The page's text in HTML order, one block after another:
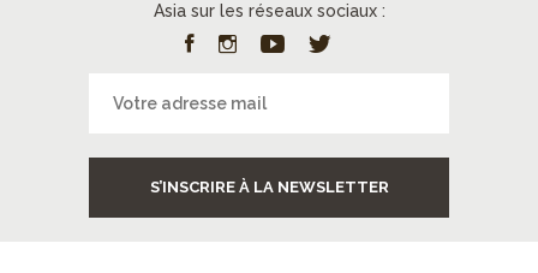
Asia sur les réseaux sociaux :
S’INSCRIRE À LA NEWSLETTER